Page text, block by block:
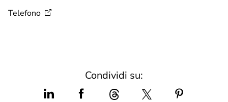
Telefono
Condividi su: